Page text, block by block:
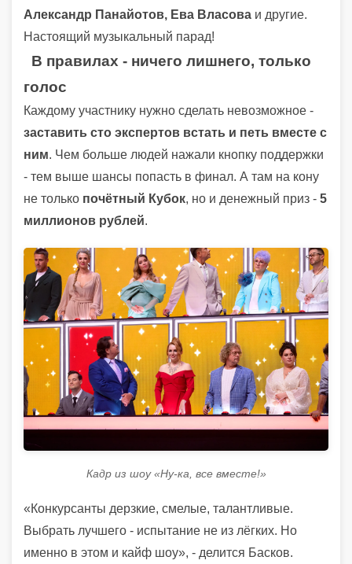
Александр Панайотов, Ева Власова и другие.
Настоящий музыкальный парад!
В правилах - ничего лишнего, только
голос
Каждому участнику нужно сделать невозможное -
заставить сто экспертов встать и петь вместе с
ним. Чем больше людей нажали кнопку поддержки
- тем выше шансы попасть в финал. А там на кону
не только почётный Кубок, но и денежный приз - 5
миллионов рублей.
Кадр из шоу «Ну-ка, все вместе!»
«Конкурсанты дерзкие, смелые, талантливые.
Выбрать лучшего - испытание не из лёгких. Но
именно в этом и кайф шоу», - делится Басков.